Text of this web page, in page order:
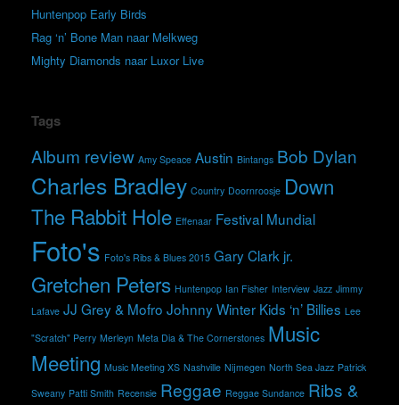
Huntenpop Early Birds
Rag ‘n’ Bone Man naar Melkweg
Mighty Diamonds naar Luxor Live
Tags
Album review Amy Speace Austin Bintangs Bob Dylan
Charles Bradley Country Doornroosje Down
The Rabbit Hole Effenaar Festival Mundial
Foto's Foto's Ribs & Blues 2015 Gary Clark jr.
Gretchen Peters Huntenpop Ian Fisher Interview Jazz Jimmy
Lafave JJ Grey & Mofro Johnny Winter Kids ‘n’ Billies Lee
"Scratch" Perry Merleyn Meta Dia & The Cornerstones Music
Meeting Music Meeting XS Nashville Nijmegen North Sea Jazz Patrick
Sweany Patti Smith Recensie Reggae Reggae Sundance Ribs &